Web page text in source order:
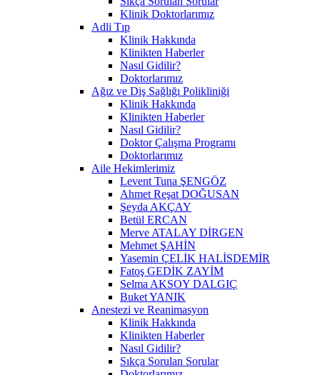
Klinik Doktorlarımız
Adli Tıp
Klinik Hakkında
Klinikten Haberler
Nasıl Gidilir?
Doktorlarımız
Ağız ve Diş Sağlığı Polikliniği
Klinik Hakkında
Klinikten Haberler
Nasıl Gidilir?
Doktor Çalışma Programı
Doktorlarımız
Aile Hekimlerimiz
Levent Tuna ŞENGÖZ
Ahmet Reşat DOĞUSAN
Şeyda AKÇAY
Betül ERCAN
Merve ATALAY DİRGEN
Mehmet ŞAHİN
Yasemin ÇELİK HALİSDEMİR
Fatoş GEDİK ZAYİM
Selma AKSOY DALGIÇ
Buket YANIK
Anestezi ve Reanimasyon
Klinik Hakkında
Klinikten Haberler
Nasıl Gidilir?
Sıkça Sorulan Sorular